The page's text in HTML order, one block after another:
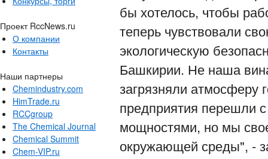
Проект RccNews.ru
О компании
Контакты
Наши партнеры
Chemindustry.com
HimTrade.ru
RCCgroup
The Chemical Journal
Chemical Summit
Chem-VIP.ru
бы хотелось, чтобы
теперь чувствовали
экологическую
Башкирии. Не наша
загрязняли
предприятия перешли
мощностями, но мы
окружающей среды", -